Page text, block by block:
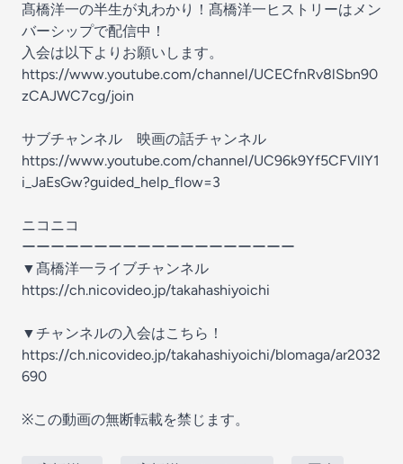
髙橋洋一の半生が丸わかり！髙橋洋一ヒストリーはメン
バーシップで配信中！
入会は以下よりお願いします。
https://www.youtube.com/channel/UCECfnRv8lSbn90
zCAJWC7cg/join
サブチャンネル 映画の話チャンネル
https://www.youtube.com/channel/UC96k9Yf5CFVlIY1
i_JaEsGw?guided_help_flow=3
ニコニコ
ーーーーーーーーーーーーーーーーーーー
▼髙橋洋一ライブチャンネル
https://ch.nicovideo.jp/takahashiyoichi
▼チャンネルの入会はこちら！
https://ch.nicovideo.jp/takahashiyoichi/blomaga/ar2032
690
※この動画の無断転載を禁じます。